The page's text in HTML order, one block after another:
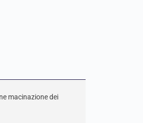
macinazione dei